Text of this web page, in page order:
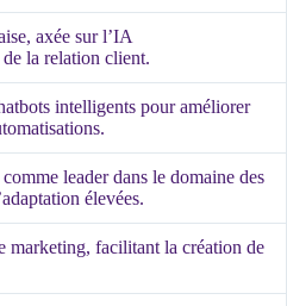
axée sur l’IA
la relation client.
intelligents pour améliorer
leader dans le domaine des
élevées.
marketing, facilitant la création de